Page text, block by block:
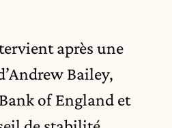
après une
Bailey,
of England et